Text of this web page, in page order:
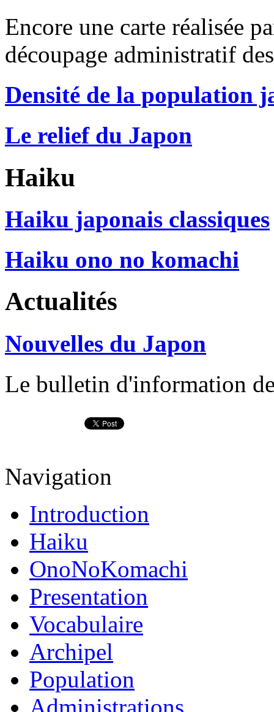
Encore une carte réalisée
découpage administratif
Densité de la population
Le relief du Japon
Haiku
Haiku japonais classiques
Haiku ono no komachi
Actualités
Nouvelles du Japon
Le bulletin d'information
Navigation
Introduction
Haiku
OnoNoKomachi
Presentation
Vocabulaire
Archipel
Population